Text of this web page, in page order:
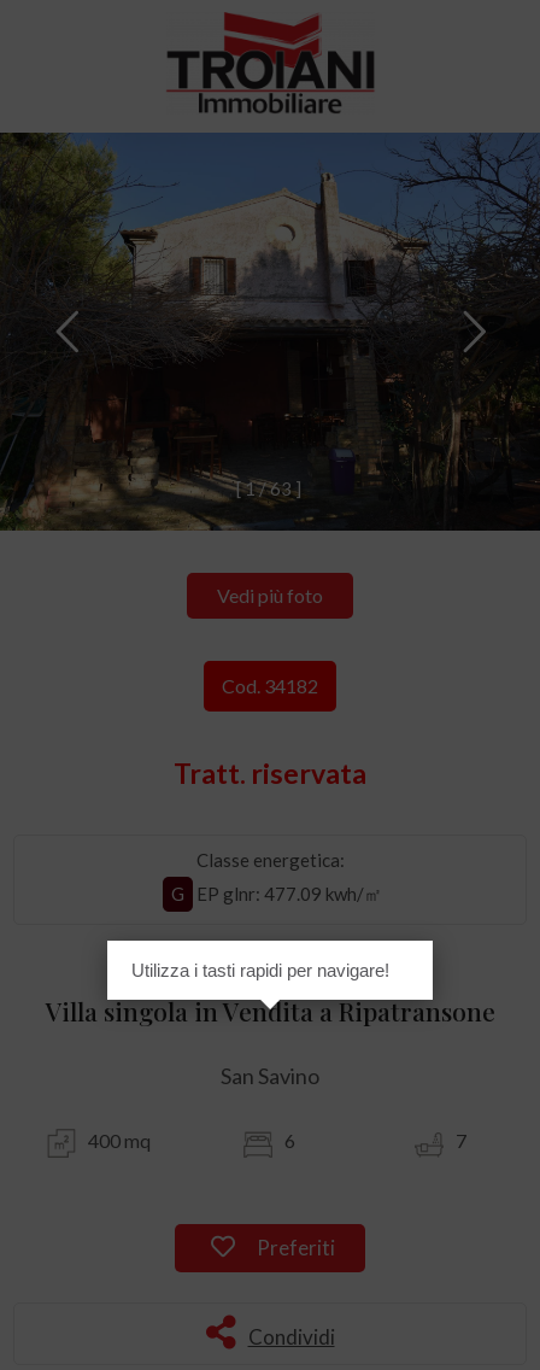
[1/63 ]
Vedi più foto
Cod. 34182
Tratt. riservata
Classe energetica:
G
EP glnr: 477.09 kwh/㎡
Villa singola in Vendita a Ripatransone
San Savino
400 mq 6 7
Preferiti
Condividi
Utilizza i tasti rapidi per navigare!